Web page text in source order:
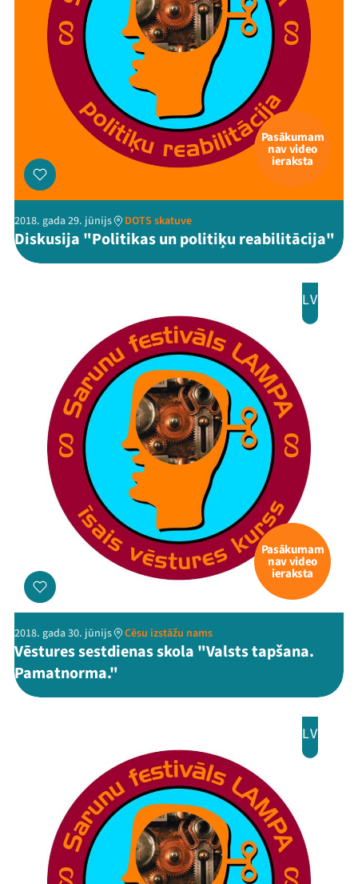
Pasākumam
nav video
ieraksta
2018. gada 29. jūnijs DOTS skatuve
Diskusija "Politikas un politiķu reabilitācija"
LV
Pasākumam
nav video
ieraksta
2018. gada 30. jūnijs Cēsu izstāžu nams
Vēstures sestdienas skola "Valsts tapšana.
Pamatnorma."
LV